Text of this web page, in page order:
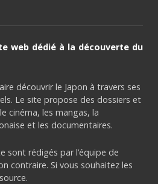
web dédié à la découverte du
découvrir le Japon à travers ses
Le site propose des dossiers et
cinéma, les mangas, la
et les documentaires.
sont rédigés par l’équipe de
contraire. Si vous souhaitez les